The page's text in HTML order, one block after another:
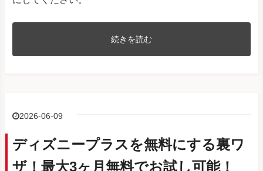
続きを読む
2026-06-09
ディズニープラスを無料にする裏ワ
ザ！最大3ヶ月無料でお試し可能！